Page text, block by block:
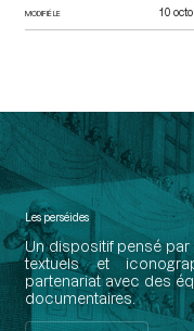
MODIFIÉ LE 10
Les perséides
Un dispositif pensé
textuels et
partenariat avec des
documentaires.